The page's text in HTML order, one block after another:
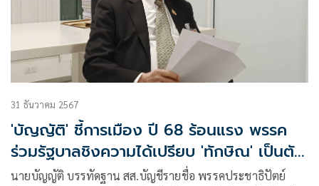
31 ธันวาคม 2567
'บัญญัติ' ชี้การเมือง ปี 68 ร้อนแรง พรรค
ร่วมรัฐบาลชิงความได้เปรียบ 'ทักษิณ' เป็นตัว
เร่ง
นายบัญญัติ บรรทัดฐาน สส.บัญชีรายชื่อ พรรคประชาธิปัตย์